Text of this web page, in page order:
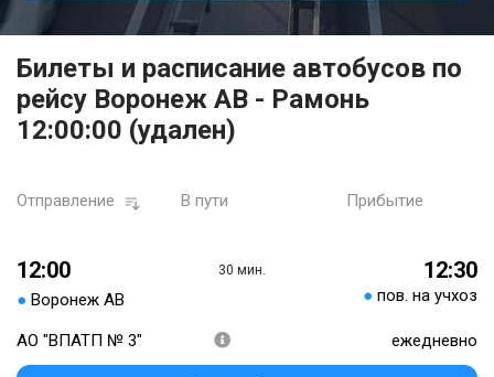
Билеты и расписание автобусов по
рейсу Воронеж АВ - Рамонь
12:00:00 (удален)
Отправление В пути Прибытие
12:00
● Воронеж АВ
30 мин. 12:30
● пов. на учхоз
АО "ВПАТП № 3" ежедневно